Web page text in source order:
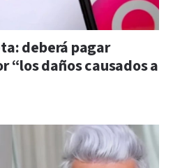
deberá pagar
“los daños causados a